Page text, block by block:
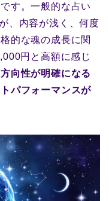
す。一般的な占い
、内容が浅く、何度
的な魂の成長に関
円と高額に感じ
向性が明確になる
パフォーマンスが